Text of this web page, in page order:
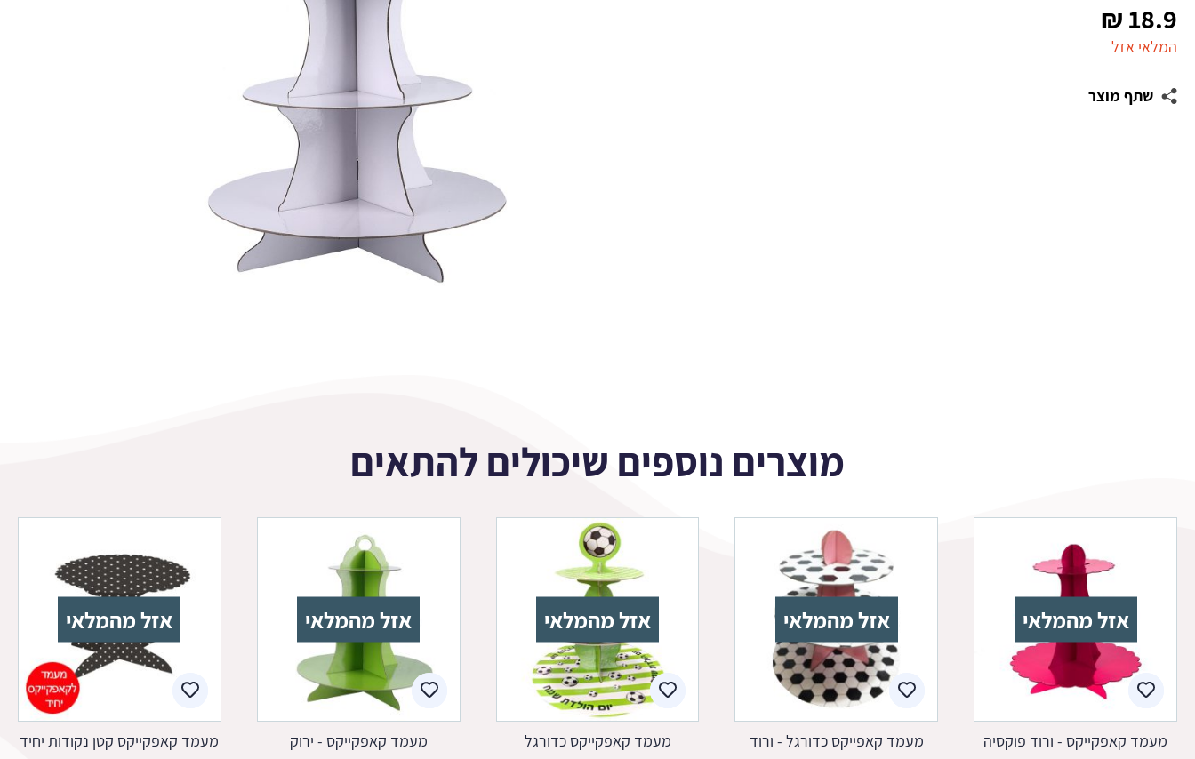
18.9
₪
המלאי אזל
שתף מוצר
מוצרים נוספים שיכולים להתאים
אזל מהמלאי
מעמד קאפקייקס - ורוד פוקסיה
אזל מהמלאי
מעמד קאפייקס כדורגל - ורוד
אזל מהמלאי
מעמד קאפקייקס כדורגל
אזל מהמלאי
מעמד קאפקייקס - ירוק
אזל מהמלאי
מעמד קאפקייקס קטן נקודות יחיד